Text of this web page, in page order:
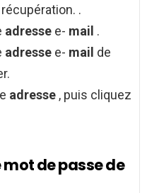
.
adresse e- mail .
adresse e- mail de
adresse , puis cliquez
de passe de